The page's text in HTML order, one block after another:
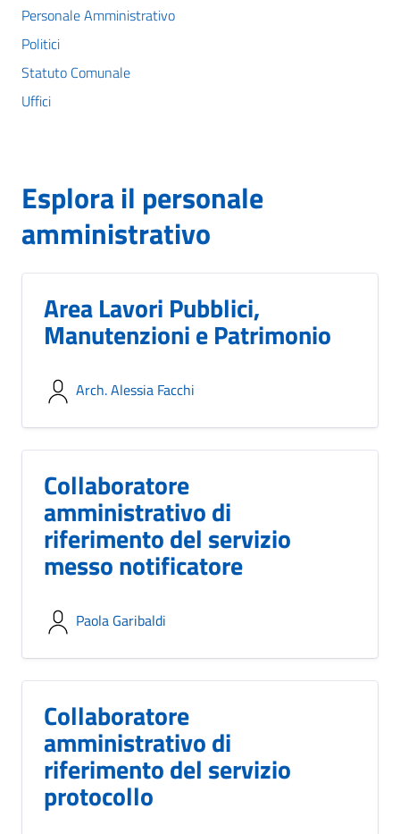
Personale Amministrativo
Politici
Statuto Comunale
Uffici
Esplora il personale
amministrativo
Area Lavori Pubblici,
Manutenzioni e Patrimonio
Arch. Alessia Facchi
Collaboratore
amministrativo di
riferimento del servizio
messo notificatore
Paola Garibaldi
Collaboratore
amministrativo di
riferimento del servizio
protocollo